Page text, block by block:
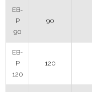
EB-
P
90
90
EB-
P
120
120